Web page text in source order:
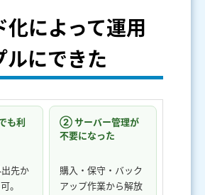
化によって運用
ルにできた
も利
先か
。
② サーバー管理が
不要になった
購入・保守・バック
アップ作業から解放